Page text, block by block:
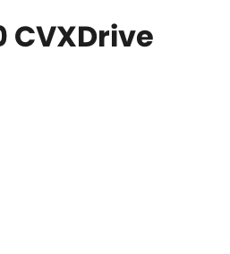
CVXDrive